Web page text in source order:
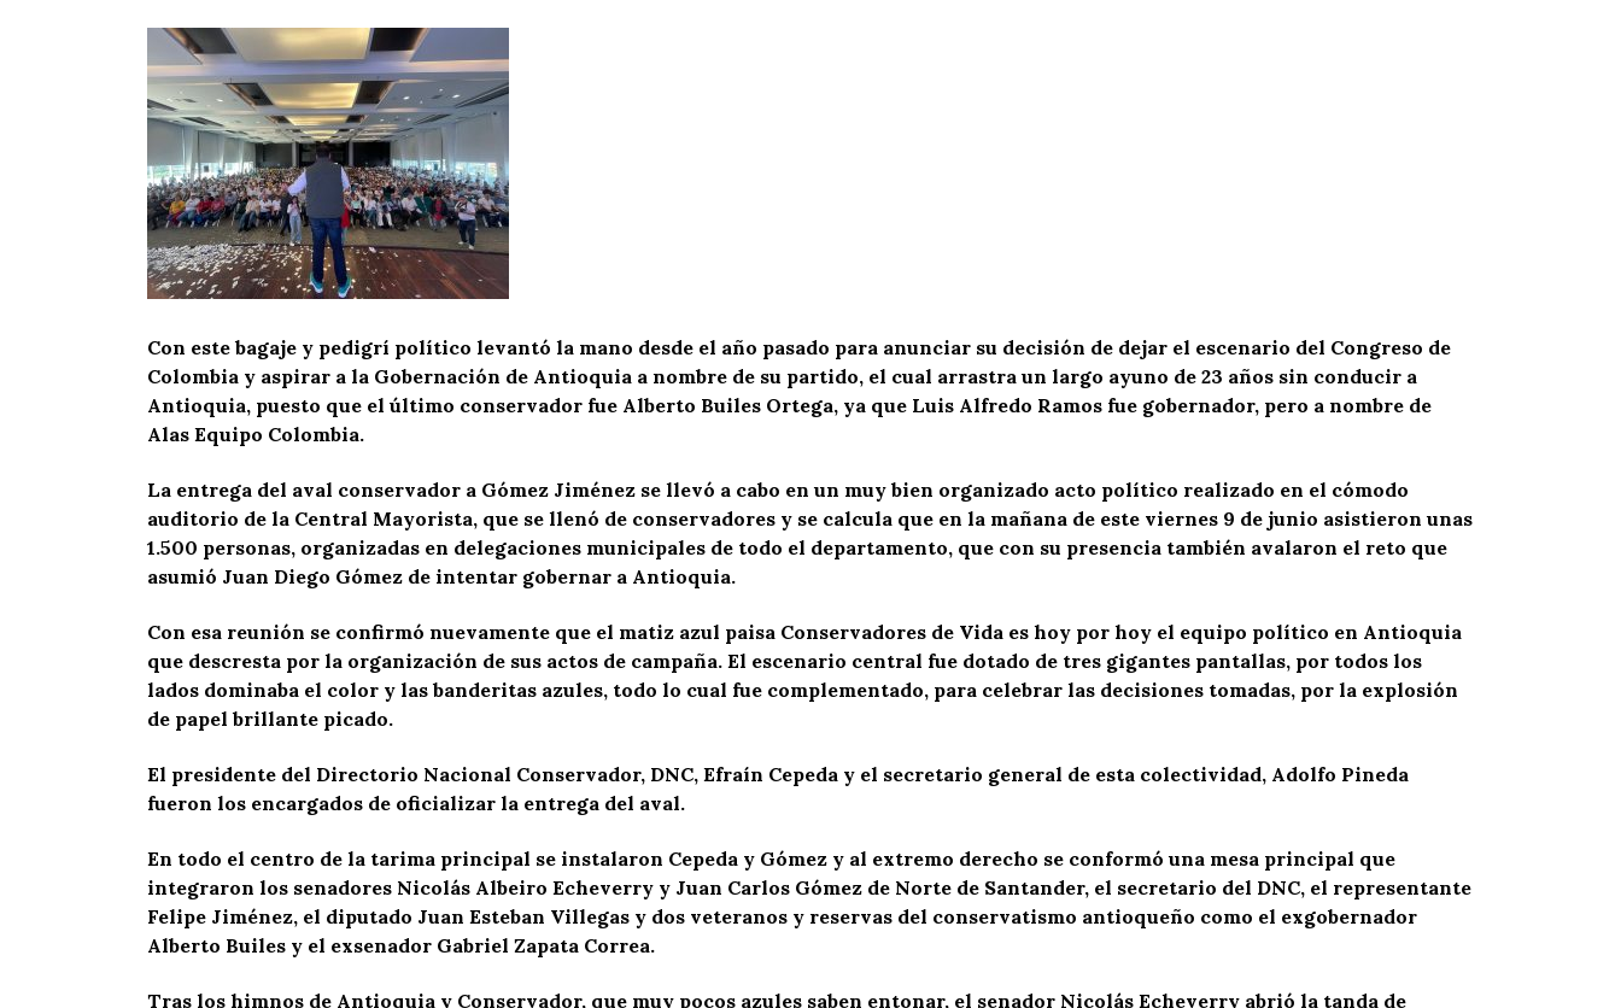
Con este bagaje y pedigrí político levantó la mano desde el año pasado para anunciar su decisión de dejar el escenario del Congreso de
Colombia y aspirar a la Gobernación de Antioquia a nombre de su partido, el cual arrastra un largo ayuno de 23 años sin conducir a
Antioquia, puesto que el último conservador fue Alberto Builes Ortega, ya que Luis Alfredo Ramos fue gobernador, pero a nombre de
Alas Equipo Colombia.
La entrega del aval conservador a Gómez Jiménez se llevó a cabo en un muy bien organizado acto político realizado en el cómodo
auditorio de la Central Mayorista, que se llenó de conservadores y se calcula que en la mañana de este viernes 9 de junio asistieron unas
1.500 personas, organizadas en delegaciones municipales de todo el departamento, que con su presencia también avalaron el reto que
asumió Juan Diego Gómez de intentar gobernar a Antioquia.
Con esa reunión se confirmó nuevamente que el matiz azul paisa Conservadores de Vida es hoy por hoy el equipo político en Antioquia
que descresta por la organización de sus actos de campaña. El escenario central fue dotado de tres gigantes pantallas, por todos los
lados dominaba el color y las banderitas azules, todo lo cual fue complementado, para celebrar las decisiones tomadas, por la explosión
de papel brillante picado.
El presidente del Directorio Nacional Conservador, DNC, Efraín Cepeda y el secretario general de esta colectividad, Adolfo Pineda
fueron los encargados de oficializar la entrega del aval.
En todo el centro de la tarima principal se instalaron Cepeda y Gómez y al extremo derecho se conformó una mesa principal que
integraron los senadores Nicolás Albeiro Echeverry y Juan Carlos Gómez de Norte de Santander, el secretario del DNC, el representante
Felipe Jiménez, el diputado Juan Esteban Villegas y dos veteranos y reservas del conservatismo antioqueño como el exgobernador
Alberto Builes y el exsenador Gabriel Zapata Correa.
Tras los himnos de Antioquia y Conservador, que muy pocos azules saben entonar, el senador Nicolás Echeverry abrió la tanda de